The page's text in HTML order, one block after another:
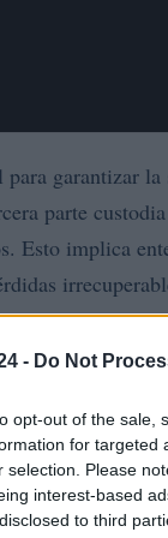
- Do Not
opt-out of the sale,
for targeted
selection. Please
interest-based
to third
garantizar la
parte
Esto implica
de dos
unchecklist de